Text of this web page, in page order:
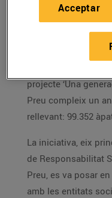
ràdio
projecte ‘Una
Preu compleix un
rellevant: 99.352
La iniciativa, eix
de Responsabilitat
Preu, es va posar
amb les entitats
Acceptar